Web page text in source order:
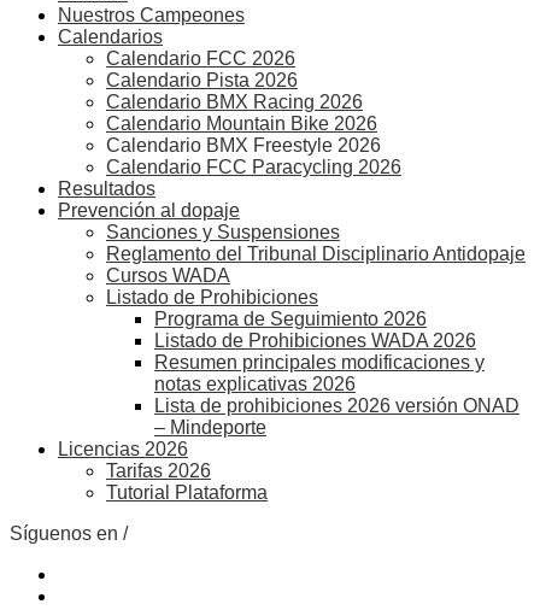
Nuestros Campeones
Calendarios
Calendario FCC 2026
Calendario Pista 2026
Calendario BMX Racing 2026
Calendario Mountain Bike 2026
Calendario BMX Freestyle 2026
Calendario FCC Paracycling 2026
Resultados
Prevención al dopaje
Sanciones y Suspensiones
Reglamento del Tribunal Disciplinario Antidopaje
Cursos WADA
Listado de Prohibiciones
Programa de Seguimiento 2026
Listado de Prohibiciones WADA 2026
Resumen principales modificaciones y
notas explicativas 2026
Lista de prohibiciones 2026 versión ONAD
– Mindeporte
Licencias 2026
Tarifas 2026
Tutorial Plataforma
Síguenos en /